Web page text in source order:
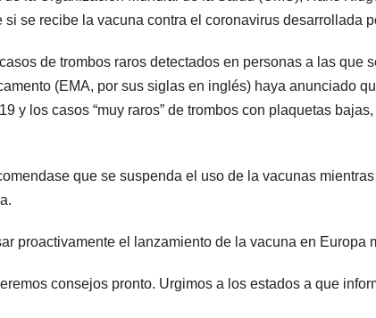
se recibe la vacuna contra el coronavirus desarrollada
de trombos raros detectados en personas a las que
(EMA, por sus siglas en inglés) haya anunciado
y los casos “muy raros” de trombos con plaquetas
que se suspenda el uso de la vacunas
proactivamente el lanzamiento de la vacuna en Europa
consejos pronto. Urgimos a los estados a que